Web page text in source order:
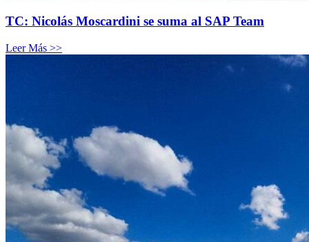
TC: Nicolás Moscardini se suma al SAP Team
Leer Más >>